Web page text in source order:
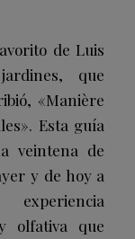
de Luis
que
«Manière
Esta guía
veintena de
y de hoy a
olfativa que